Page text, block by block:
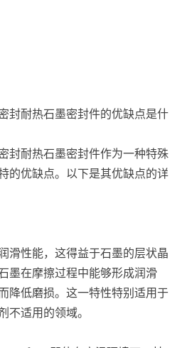
封耐热石墨密封件的优缺点是什
封耐热石墨密封件作为一种特殊
的优缺点。以下是其优缺点的详
滑性能，这得益于石墨的层状晶
墨在摩擦过程中能够形成润滑
降低磨损。这一特性特别适用于
不适用的领域。